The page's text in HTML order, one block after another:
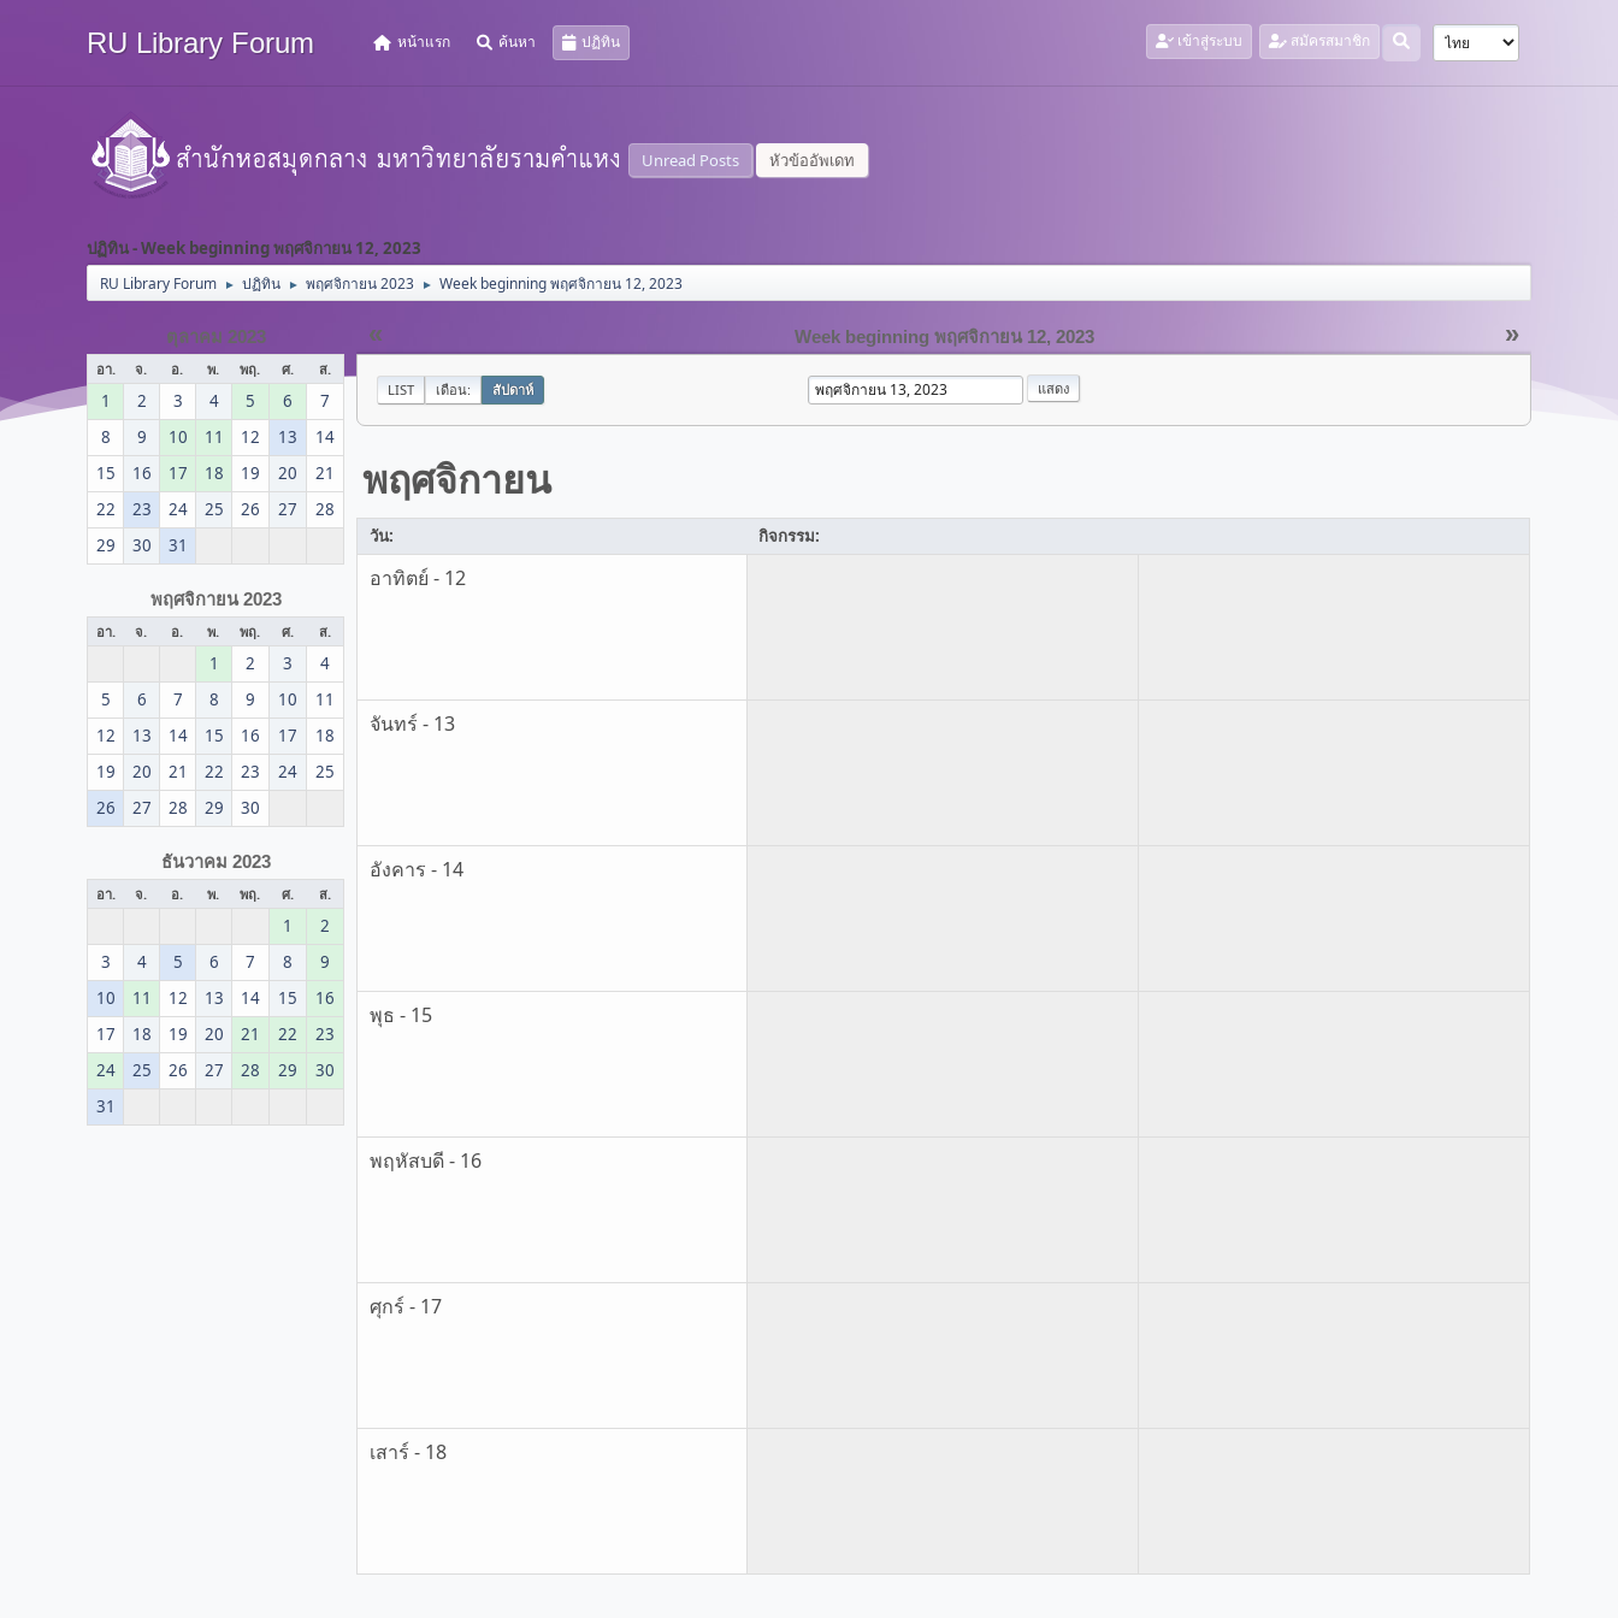
RU Library Forum หน้าแรก ค้นหา ปฏิทิน เข้าสู่ระบบ สมัครสมาชิก
Unread Posts หัวข้ออัพเดท
ปฏิทิน - Week beginning พฤศจิกายน 12, 2023
RU Library Forum ► ปฏิทิน ► พฤศจิกายน 2023 ► Week beginning พฤศจิกายน 12, 2023
ตุลาคม 2023
อา. จ. อ. พ. พฤ. ศ. ส.
1 2 3 4 5 6
7
8
9 10 11 12 13
14
15
16 17 18 19 20
21
22
23 24 25 26 27
28
29
30 31
พฤศจิกายน 2023
อา. จ. อ. พ. พฤ. ศ. ส.
1 2 3
4
5
6 7 8 9 10
11
12
13 14 15 16 17
18
19
20 21 22 23 24
25
26
27 28 29 30
ธันวาคม 2023
อา. จ. อ. พ. พฤ. ศ. ส.
1
2
3
4 5 6 7 8
9
10
11 12 13 14 15
16
17
18 19 20 21 22
23
24
25 26 27 28 29
30
31
« »
Week beginning พฤศจิกายน 12, 2023
LIST เดือน: สัปดาห์
พฤศจิกายน
วัน: กิจกรรม:
อาทิตย์ - 12
จันทร์ - 13
อังคาร - 14
พุธ - 15
พฤหัสบดี - 16
ศุกร์ - 17
เสาร์ - 18